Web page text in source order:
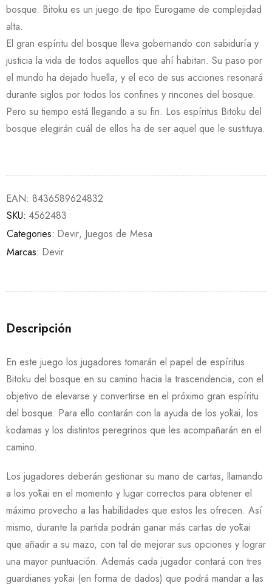
bosque. Bitoku es un juego de tipo Eurogame de complejidad
alta.
El gran espíritu del bosque lleva gobernando con sabiduría y
justicia la vida de todos aquellos que ahí habitan. Su paso por
el mundo ha dejado huella, y el eco de sus acciones resonará
durante siglos por todos los confines y rincones del bosque.
Pero su tiempo está llegando a su fin. Los espíritus Bitoku del
bosque elegirán cuál de ellos ha de ser aquel que le sustituya.
EAN: 8436589624832
SKU: 4562483
Categories: Devir, Juegos de Mesa
Marcas: Devir
Descripción
En este juego los jugadores tomarán el papel de espíritus
Bitoku del bosque en su camino hacia la trascendencia, con el
objetivo de elevarse y convertirse en el próximo gran espíritu
del bosque. Para ello contarán con la ayuda de los yōkai, los
kodamas y los distintos peregrinos que les acompañarán en el
camino.
Los jugadores deberán gestionar su mano de cartas, llamando
a los yōkai en el momento y lugar correctos para obtener el
máximo provecho a las habilidades que estos les ofrecen. Así
mismo, durante la partida podrán ganar más cartas de yōkai
que añadir a su mazo, con tal de mejorar sus opciones y lograr
una mayor puntuación. Además cada jugador contará con tres
guardianes yōkai (en forma de dados) que podrá mandar a las